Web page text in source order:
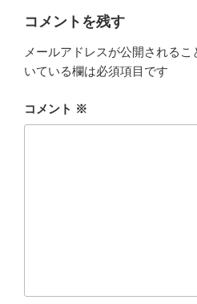
コメントを残す
メールアドレスが公開されるこ
いている欄は必須項目です
コメント ※